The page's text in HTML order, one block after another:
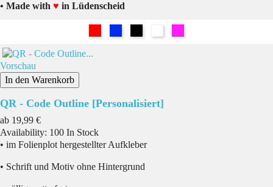
• Made with ♥ in Lüdenscheid
Vorschau
In den Warenkorb
QR - Code Outline [Personalisiert]
ab Preis
19,99 €
Availability: 100 In Stock
• im Folienplot hergestellter Aufkleber
• Schrift und Motiv ohne Hintergrund